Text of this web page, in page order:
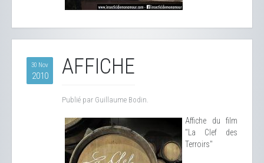
30 Nov
2010 AFFICHE
Publié par Guillaume Bodin.
Affiche du film
"La Clef des
Terroirs"